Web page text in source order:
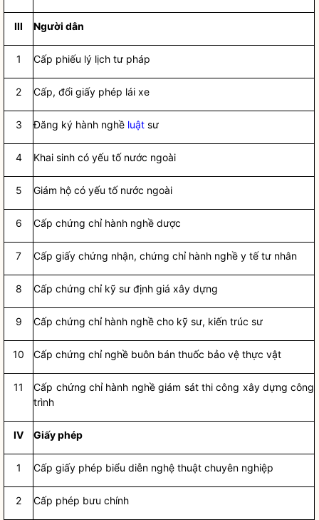
III Người dân
1 Cấp phiếu lý lịch tư pháp
2 Cấp, đổi giấy phép lái xe
3 Đăng ký hành nghề luật sư
4 Khai sinh có yếu tố nước ngoài
5 Giám hộ có yếu tố nước ngoài
6 Cấp chứng chỉ hành nghề dược
7 Cấp giấy chứng nhận, chứng chỉ hành nghề y tế tư nhân
8 Cấp chứng chỉ kỹ sư định giá xây dựng
9 Cấp chứng chỉ hành nghề cho kỹ sư, kiến trúc sư
10 Cấp chứng chỉ nghề buôn bán thuốc bảo vệ thực vật
11 Cấp chứng chỉ hành nghềgiám sát thi công xây dựng công
trình
IV Giấy phép
1 Cấp giấy phép biểu diễn nghệ thuật chuyên nghiệp
2 Cấp phép bưu chính